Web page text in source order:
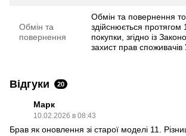
Обмін та
повернення
Обмін та повернення
здійснюється протягом
покупки, згідно із
захист прав споживачів
Відгуки 20
Марк
10.02.2026 в 08:43
Брав як оновлення зі старої моделі 11.